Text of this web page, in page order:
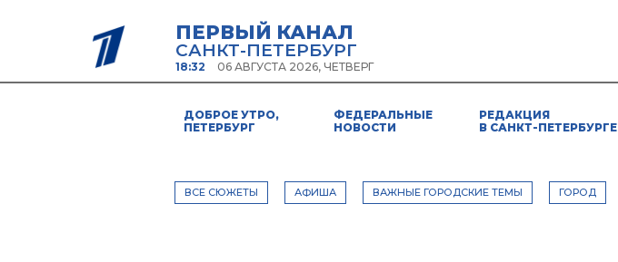
ПЕРВЫЙ КАНАЛ
САНКТ-ПЕТЕРБУРГ
18:32 06 АВГУСТА 2026, ЧЕТВЕРГ
ДОБРОЕ УТРО,
ПЕТЕРБУРГ
ФЕДЕРАЛЬНЫЕ
НОВОСТИ
РЕДАКЦИЯ
В САНКТ-ПЕТЕРБУРГЕ
ВСЕ СЮЖЕТЫ АФИША ВАЖНЫЕ ГОРОДСКИЕ ТЕМЫ ГОРОД